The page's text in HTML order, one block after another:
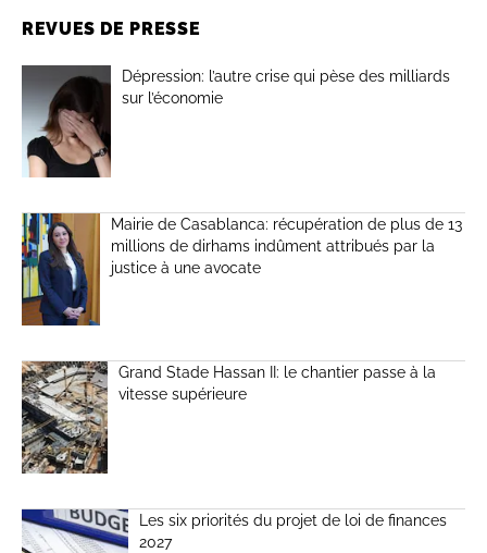
REVUES DE PRESSE
Dépression: l’autre crise qui pèse des milliards
sur l’économie
Mairie de Casablanca: récupération de plus de 13
millions de dirhams indûment attribués par la
justice à une avocate
Grand Stade Hassan II: le chantier passe à la
vitesse supérieure
Les six priorités du projet de loi de finances
2027